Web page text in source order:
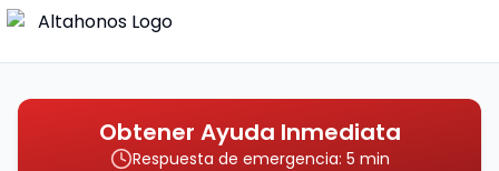
Obtener Ayuda Inmediata
Respuesta de emergencia: 5 min